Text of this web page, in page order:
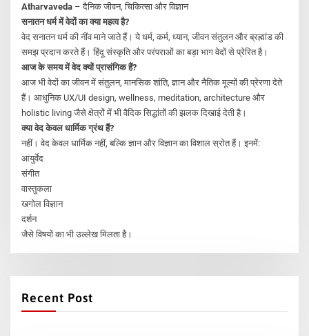
Atharvaveda – दैनिक जीवन, चिकित्सा और विज्ञान
सनातन धर्म में वेदों का क्या महत्व है?
वेद सनातन धर्म की नींव माने जाते हैं। ये धर्म, कर्म, ध्यान, जीवन संतुलन और ब्रह्मांड की
समझ प्रदान करते हैं। हिंदू संस्कृति और परंपराओं का बड़ा भाग वेदों से प्रेरित है।
आज के समय में वेद क्यों प्रासंगिक हैं?
आज भी वेदों का जीवन में संतुलन, मानसिक शांति, ज्ञान और नैतिक मूल्यों की प्रेरणा देते
हैं। आधुनिक UX/UI design, wellness, meditation, architecture और
holistic living जैसे क्षेत्रों में भी वैदिक सिद्धांतों की झलक दिखाई देती है।
क्या वेद केवल धार्मिक ग्रंथ हैं?
नहीं। वेद केवल धार्मिक नहीं, बल्कि ज्ञान और विज्ञान का विशाल स्रोत हैं। इनमें:
आयुर्वेद
संगीत
वास्तुकला
खगोल विज्ञान
दर्शन
जैसे विषयों का भी उल्लेख मिलता है।
Recent Post